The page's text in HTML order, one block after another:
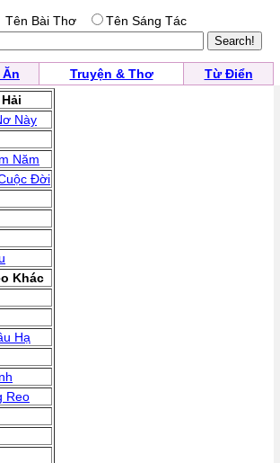
Tên Bài Thơ Tên Sáng Tác
Ăn Truyện & Thơ Từ Điển
Này
Năm
Đời
Khác
Hạ
Reo